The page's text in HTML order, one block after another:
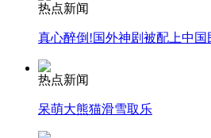
安徽一实载49人客车翻车
走！跟着总书记去植树
热点新闻
真心醉倒!国外神剧被配上中国
热点新闻
呆萌大熊猫滑雪取乐